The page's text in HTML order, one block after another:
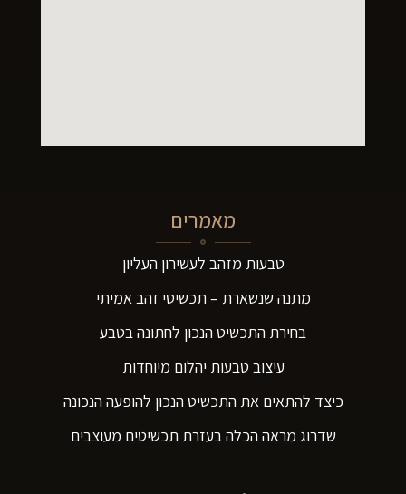
מאמרים
טבעות מזהב לעשירון העליון
מתנה שנשארת – תכשיטי זהב אמיתי
בחירת התכשיט הנכון לחתונה בטבע
עיצוב טבעות יהלום מיוחדות
כיצד להתאים את התכשיט הנכון להופעה הנכונה
שדרוג מראה הכלה בעזרת תכשיטים מעוצבים